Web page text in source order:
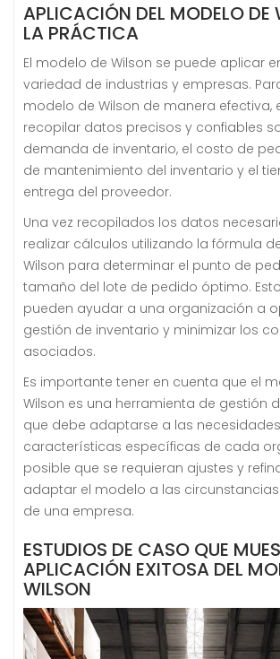
APLICACIÓN DEL MODELO DE
LA PRÁCTICA
El modelo de Wilson se puede aplicar
variedad de industrias y empresas.
modelo de Wilson de manera efectiva,
recopilar datos precisos y confiables
demanda de inventario, el costo de
de mantenimiento del inventario y el
entrega del proveedor.
Una vez recopilados los datos
realizar cálculos utilizando la fórmula
Wilson para determinar el punto de
tamaño del lote de pedido óptimo.
pueden ayudar a una organización a
gestión de inventario y minimizar los
asociados.
Es importante tener en cuenta que el
Wilson es una herramienta de gestión
que debe adaptarse a las
características específicas de cada
posible que se requieran ajustes y
adaptar el modelo a las
de una empresa.
ESTUDIOS DE CASO QUE
APLICACIÓN EXITOSA DEL
WILSON